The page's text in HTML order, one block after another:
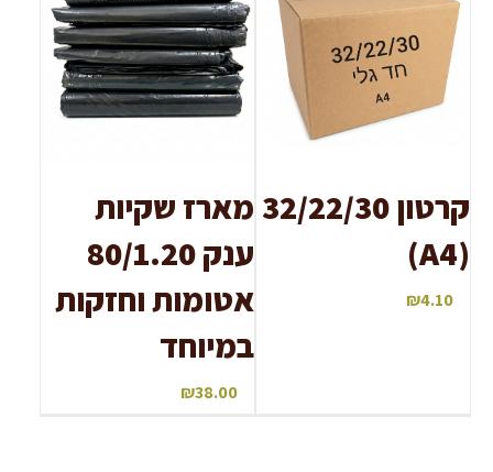
קרטון 32/22/30
(A4)
₪4.10
מארז שקיות
ענק 80/1.20
אטומות וחזקות
במיוחד
₪38.00